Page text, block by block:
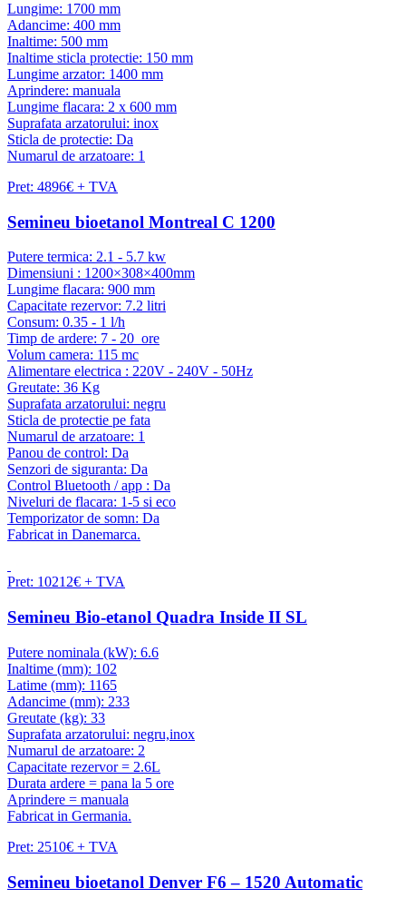
Lungime: 1700 mm
Adancime: 400 mm
Inaltime: 500 mm
Inaltime sticla protectie: 150 mm
Lungime arzator: 1400 mm
Aprindere: manuala
Lungime flacara: 2 x 600 mm
Suprafata arzatorului: inox
Sticla de protectie: Da
Numarul de arzatoare: 1
Pret: 4896€ + TVA
Semineu bioetanol Montreal C 1200
Putere termica: 2.1 - 5.7 kw
Dimensiuni : 1200×308×400mm
Lungime flacara: 900 mm
Capacitate rezervor: 7.2 litri
Consum: 0.35 - 1 l/h
Timp de ardere: 7 - 20 ore
Volum camera: 115 mc
Alimentare electrica : 220V - 240V - 50Hz
Greutate: 36 Kg
Suprafata arzatorului: negru
Sticla de protectie pe fata
Numarul de arzatoare: 1
Panou de control: Da
Senzori de siguranta: Da
Control Bluetooth / app : Da
Niveluri de flacara: 1-5 si eco
Temporizator de somn: Da
Fabricat in Danemarca.
Pret: 10212€ + TVA
Semineu Bio-etanol Quadra Inside II SL
Putere nominala (kW): 6.6
Inaltime (mm): 102
Latime (mm): 1165
Adancime (mm): 233
Greutate (kg): 33
Suprafata arzatorului: negru,inox
Numarul de arzatoare: 2
Capacitate rezervor = 2.6L
Durata ardere = pana la 5 ore
Aprindere = manuala
Fabricat in Germania.
Pret: 2510€ + TVA
Semineu bioetanol Denver F6 – 1520 Automatic